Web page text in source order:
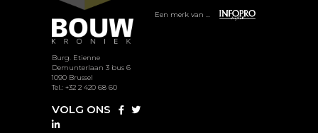
Burg. Etienne
Demunterlaan 3 bus 6
1090 Brussel
Tel.: +32 2 420 68 60
VOLG ONS
Een merk van ...